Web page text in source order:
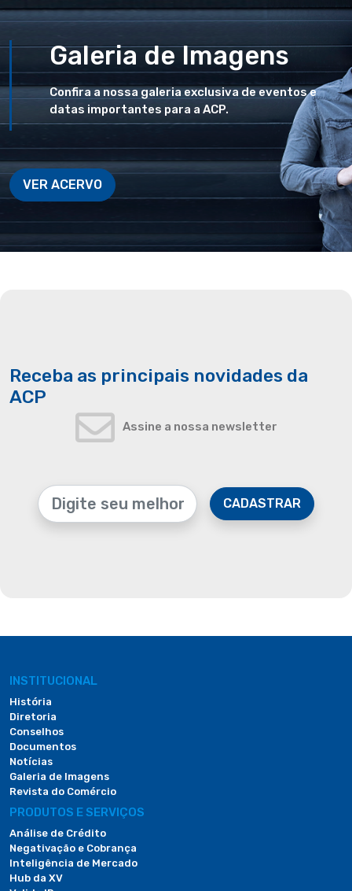
Galeria de Imagens
Confira a nossa galeria exclusiva de eventos e
datas importantes para a ACP.
VER ACERVO
Receba as principais novidades da
ACP
Assine a nossa newsletter
CADASTRAR
INSTITUCIONAL
História
Diretoria
Conselhos
Documentos
Notícias
Galeria de Imagens
Revista do Comércio
PRODUTOS E SERVIÇOS
Análise de Crédito
Negativação e Cobrança
Inteligência de Mercado
Hub da XV